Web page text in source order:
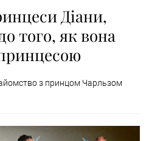
Діани,
того, як вона
з принцом Чарльзом